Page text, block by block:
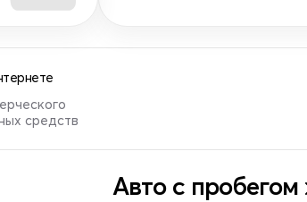
средств
Авто с пробегом